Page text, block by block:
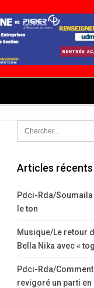
Articles récents
Pdci-Rda/
le ton
Musique/Le retour
Bella Nika avec «
Pdci-Rda/
revigoré un parti